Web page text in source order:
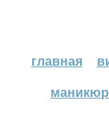
главная